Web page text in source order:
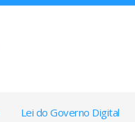
Lei do Governo Digital